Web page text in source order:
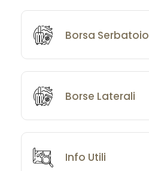
Borsa Serbatoio
Borse Laterali
Info Utili